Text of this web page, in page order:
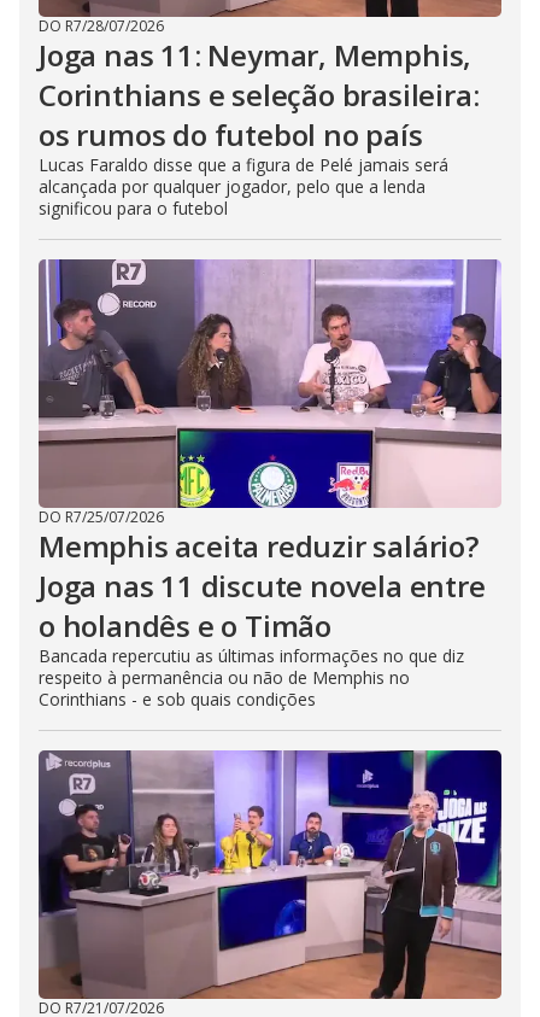
DO R7/28/07/2026
Joga nas 11: Neymar, Memphis,
Corinthians e seleção brasileira:
os rumos do futebol no país
Lucas Faraldo disse que a figura de Pelé jamais será
alcançada por qualquer jogador, pelo que a lenda
significou para o futebol
DO R7/25/07/2026
Memphis aceita reduzir salário?
Joga nas 11 discute novela entre
o holandês e o Timão
Bancada repercutiu as últimas informações no que diz
respeito à permanência ou não de Memphis no
Corinthians - e sob quais condições
DO R7/21/07/2026